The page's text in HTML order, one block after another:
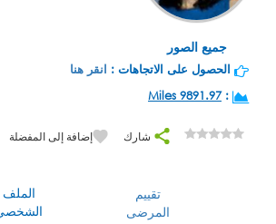
جميع الصور
الحصول على الاتجاهات : انقر هنا
:
9891.97 Miles
شارك إضافة إلى المفضلة
الملف
تقييم
المرضى